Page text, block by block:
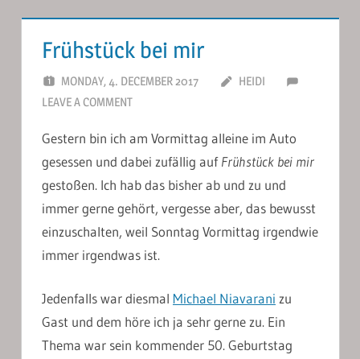
Frühstück bei mir
MONDAY, 4. DECEMBER 2017
HEIDI
LEAVE A COMMENT
Gestern bin ich am Vormittag alleine im Auto
gesessen und dabei zufällig aufFrühstück bei mir
gestoßen. Ich hab das bisher ab und zu und
immer gerne gehört, vergesse aber, das bewusst
einzuschalten, weil Sonntag Vormittag irgendwie
immer irgendwas ist.
Jedenfalls war diesmal Michael Niavarani zu
Gast und dem höre ich ja sehr gerne zu. Ein
Thema war sein kommender 50. Geburtstag